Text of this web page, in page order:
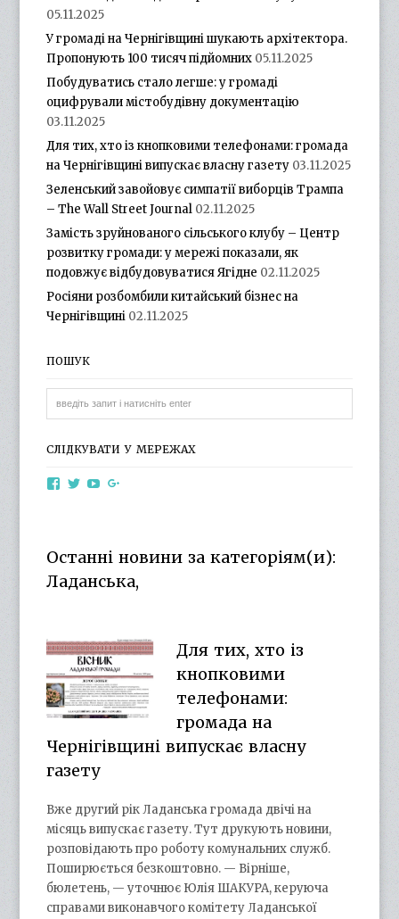
05.11.2025
У громаді на Чернігівщині шукають архітектора.
Пропонують 100 тисяч підйомних 05.11.2025
Побудуватись стало легше: у громаді
оцифрували містобудівну документацію
03.11.2025
Для тих, хто із кнопковими телефонами: громада
на Чернігівщині випускає власну газету 03.11.2025
Зеленський завойовує симпатії виборців Трампа
– The Wall Street Journal 02.11.2025
Замість зруйнованого сільського клубу – Центр
розвитку громади: у мережі показали, як
подовжує відбудовуватися Ягідне 02.11.2025
Росіяни розбомбили китайський бізнес на
Чернігівщині 02.11.2025
ПОШУК
СЛІДКУВАТИ У МЕРЕЖАХ
ViewViewView
YouTube
Останні новини за категоріям(и):
Ладанська,
Для тих, хто із
кнопковими
телефонами:
громада на
Чернігівщині випускає власну
газету
Вже другий рік Ладанська громада двічі на
місяць випускає газету. Тут друкують новини,
розповідають про роботу комунальних служб.
Поширюється безкоштовно. — Вірніше,
бюлетень, — уточнює Юлія ШАКУРА, керуюча
справами виконавчого комітету Ладанської